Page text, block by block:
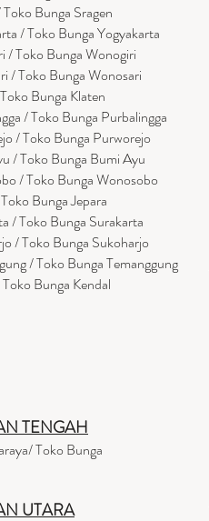
Bunga Sragen
/ Toko Bunga Yogyakarta
/ Toko Bunga Wonogiri
/ Toko Bunga Wonosari
Bunga Klaten
/ Toko Bunga Purbalingga
/ Toko Bunga Purworejo
/ Toko Bunga Bumi Ayu
/ Toko Bunga Wonosobo
Bunga Jepara
/ Toko Bunga Surakarta
/ Toko Bunga Sukoharjo
/ Toko Bunga Temanggung
Bunga Kendal
TENGAH
Toko Bunga
UTARA